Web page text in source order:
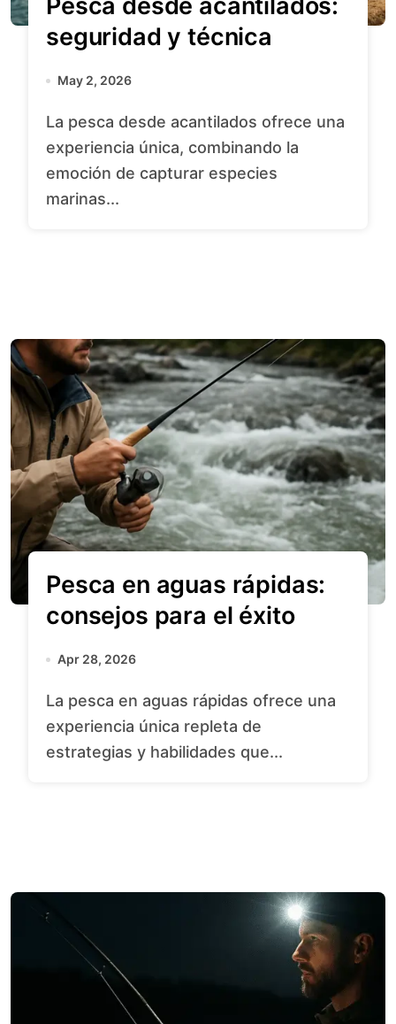
seguridad y técnica
May 2, 2026
La pesca desde acantilados ofrece una
experiencia única, combinando la
emoción de capturar especies
marinas...
Pesca en aguas rápidas:
consejos para el éxito
Apr 28, 2026
La pesca en aguas rápidas ofrece una
experiencia única repleta de
estrategias y habilidades que...